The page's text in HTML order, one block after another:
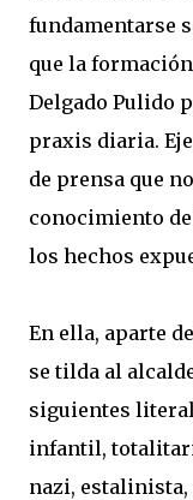
fundamentarse
que la
Delgado Pulido
praxis diaria.
de prensa que
conocimiento
los hechos
En ella, aparte
se tilda al
siguientes
infantil,
nazi,